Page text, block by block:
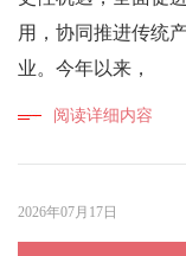
用，协同推进传统
业。今年以来，
阅读详细内容
2026年07月17日